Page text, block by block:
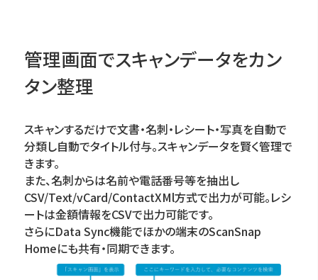
管理画面でスキャンデータをカン
タン整理
スキャンするだけで文書・名刺・レシート・写真を自動で
分類し自動でタイトル付与。スキャンデータを賢く管理で
きます。
また、名刺からは名前や電話番号等を抽出し
CSV/Text/vCard/ContactXMl方式で出力が可能。レシ
ートは金額情報をCSVで出力可能です。
さらにData Sync機能でほかの端末のScanSnap
Homeにも共有・同期できます。